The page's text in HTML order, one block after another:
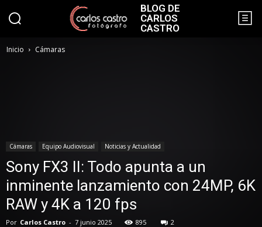
BLOG DE
CARLOS
CASTRO
Inicio Cámaras
Cámaras Equipo Audiovisual Noticias y Actualidad
Sony FX3 II: Todo apunta a un
inminente lanzamiento con 24MP, 6K
RAW y 4K a 120 fps
Por Carlos Castro - 7 junio 2025 895 2